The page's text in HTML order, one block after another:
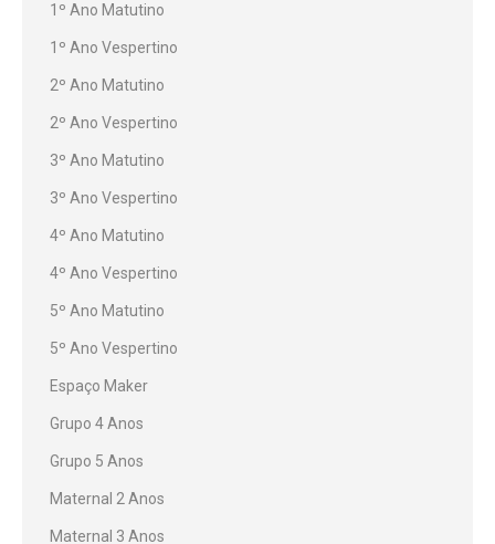
1º Ano Matutino
1º Ano Vespertino
2º Ano Matutino
2º Ano Vespertino
3º Ano Matutino
3º Ano Vespertino
4º Ano Matutino
4º Ano Vespertino
5º Ano Matutino
5º Ano Vespertino
Espaço Maker
Grupo 4 Anos
Grupo 5 Anos
Maternal 2 Anos
Maternal 3 Anos